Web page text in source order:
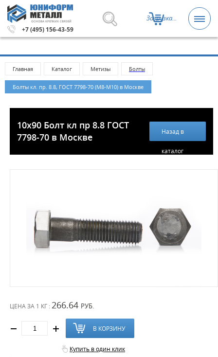
ОСНОВА КРЕПКИХ СВЯЗЕЙ
+7 (495) 156-43-59
Загрузка...
и крепежные изделия оптом. Минимальная сумма
Главная Каталог Метизы Болты
Болты кл. пр. 8.8, ГОСТ 7798-70 (М8-М10) в Москве
10х90 Болт кл пр 8.8 ГОСТ
7798-70 в Москве
Назад в
каталог
ЦЕНА ЗА 1 КГ : 266.64 РУБ.
В КОРЗИНУ
Купить в один клик